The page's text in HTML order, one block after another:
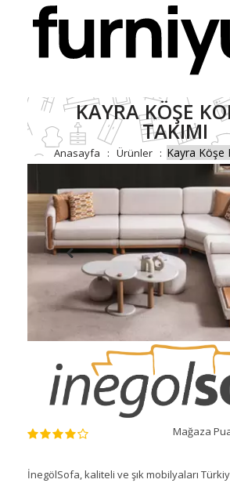
KAYRA KÖŞE
TAKIMI
Anasayfa Ürünler Kayra Köşe
Mağaza
İnegölSofa, kaliteli ve şık mobilyaları